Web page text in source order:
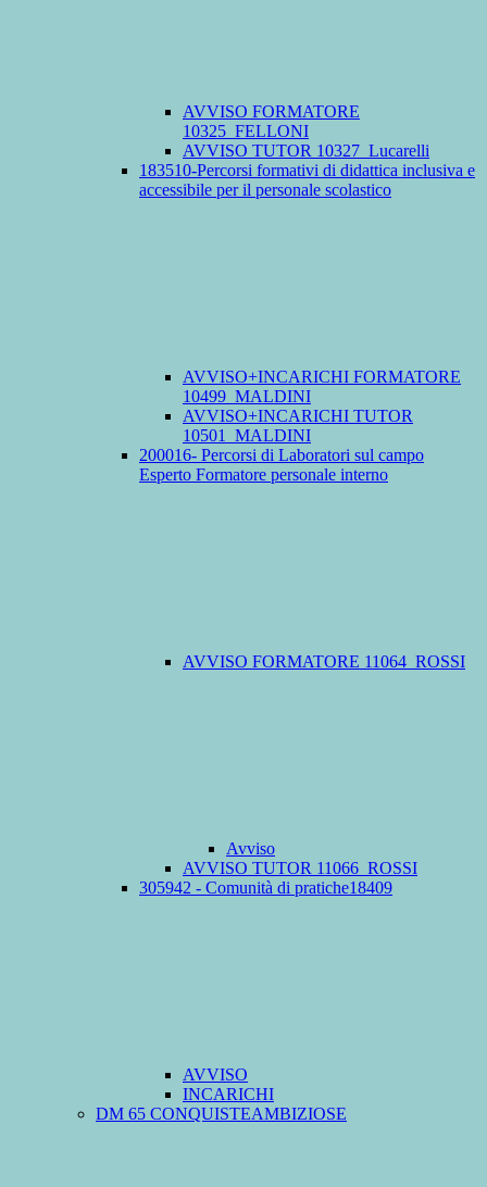
AVVISO FORMATORE
10325_FELLONI
AVVISO TUTOR 10327_Lucarelli
183510-Percorsi formativi di didattica inclusiva e
accessibile per il personale scolastico
AVVISO+INCARICHI FORMATORE
10499_MALDINI
AVVISO+INCARICHI TUTOR
10501_MALDINI
200016- Percorsi di Laboratori sul campo
Esperto Formatore personale interno
AVVISO FORMATORE 11064_ROSSI
Avviso
AVVISO TUTOR 11066_ROSSI
305942 - Comunità di pratiche18409
AVVISO
INCARICHI
DM 65 CONQUISTEAMBIZIOSE